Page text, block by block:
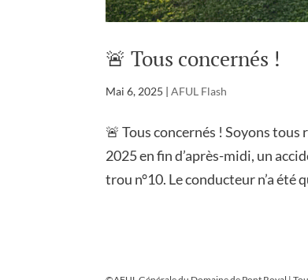
🚨 Tous concernés !
Mai 6, 2025 |AFUL Flash
🚨 Tous concernés ! Soyons tous
2025 en fin d’après-midi, un
trou n°10. Le conducteur n’a été